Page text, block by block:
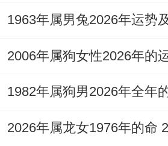
那对于已有伴侣或已婚者
峻考验，子午冲直接动摇
性大增，严重时恐面临分
想要稳定关系，除了彼此